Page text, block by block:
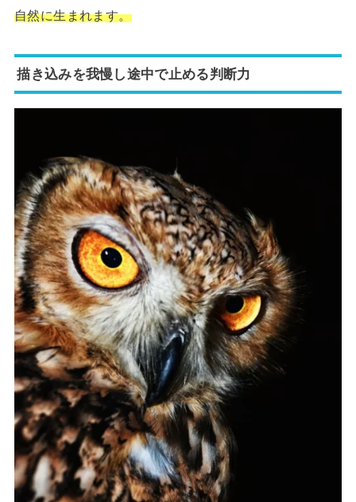
自然に生まれます。
描き込みを我慢し途中で止める判断力